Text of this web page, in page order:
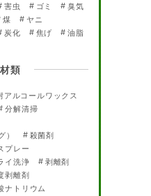
害虫 ゴミ
臭気
煤
ヤニ
炭化 焦げ
油脂
類
アルコールワックス
分解清掃
）
殺菌剤
プレー
イ洗浄
剥離剤
剥離剤
ナトリウム